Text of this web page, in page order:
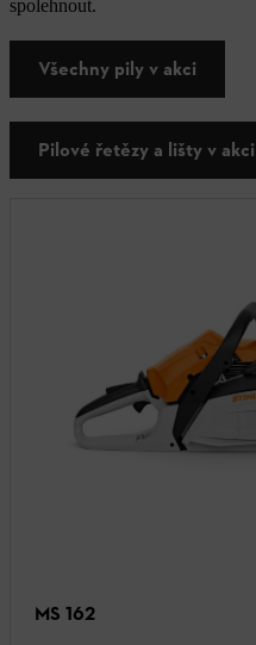
spolehnout.
Všechny pily v akci
Pilové řetězy a lišty v akci
MS 162